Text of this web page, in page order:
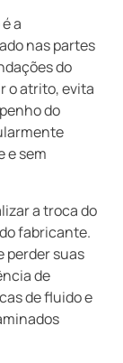
a
nas partes
do
o atrito, evita
do
e sem
a troca do
fabricante.
perder suas
de
de fluido e